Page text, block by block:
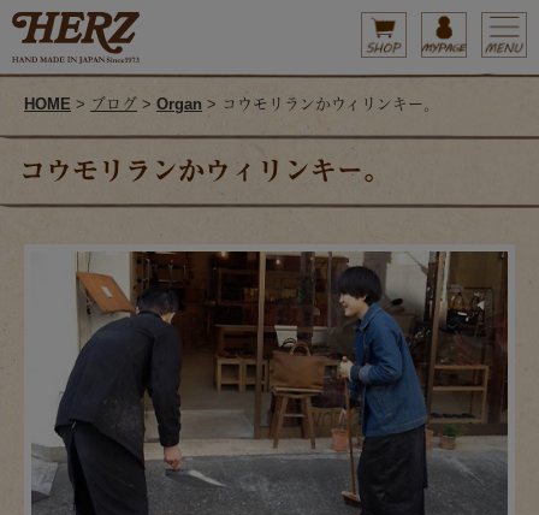
HOME > ブログ > Organ > コウモリランかウィリンキー。
コウモリランかウィリンキー。